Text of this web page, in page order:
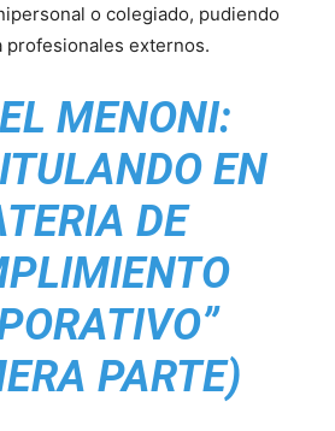
o colegiado, pudiendo
externos.
MENONI:
EN
DE
PARTE)